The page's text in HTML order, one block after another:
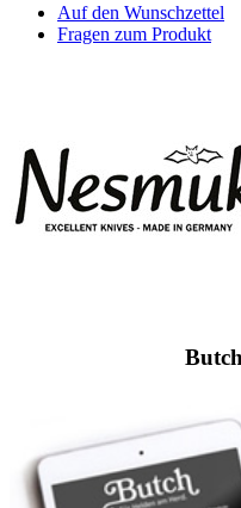
Auf den Wunschzettel
Fragen zum Produkt